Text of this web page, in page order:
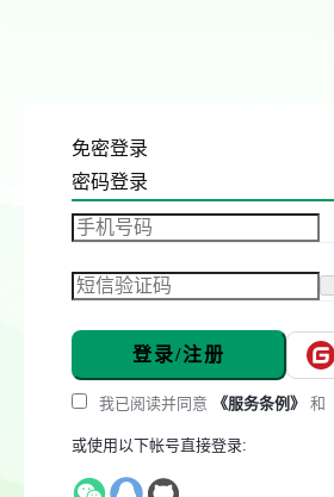
免密登录
密码登录
登录/注册
我已阅读并同意 《服务条例》 和
或使用以下帐号直接登录: